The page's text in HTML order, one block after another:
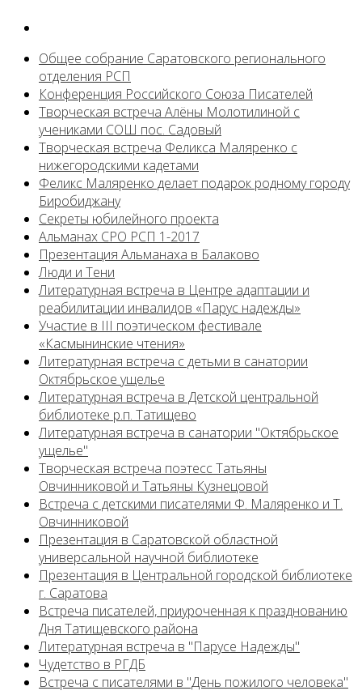
Общее собрание Саратовского регионального
отделения РСП
Конференция Российского Союза Писателей
Творческая встреча Алёны Молотилиной с
учениками СОШ пос. Садовый
Творческая встреча Феликса Маляренко с
нижегородскими кадетами
Феликс Маляренко делает подарок родному городу
Биробиджану
Секреты юбилейного проекта
Альманах СРО РСП 1-2017
Презентация Альманаха в Балаково
Люди и Тени
Литературная встреча в Центре адаптации и
реабилитации инвалидов «Парус надежды»
Участие в III поэтическом фестивале
«Касмынинские чтения»
Литературная встреча с детьми в санатории
Октябрьское ущелье
Литературная встреча в Детской центральной
библиотеке р.п. Татищево
Литературная встреча в санатории "Октябрьское
ущелье"
Творческая встреча поэтесс Татьяны
Овчинниковой и Татьяны Кузнецовой
Встреча с детскими писателями Ф. Маляренко и Т.
Овчинниковой
Презентация в Саратовской областной
универсальной научной библиотеке
Презентация в Центральной городской библиотеке
г. Саратова
Встреча писателей, приуроченная к празднованию
Дня Татищевского района
Литературная встреча в "Парусе Надежды"
Чудетство в РГДБ
Встреча с писателями в "День пожилого человека"